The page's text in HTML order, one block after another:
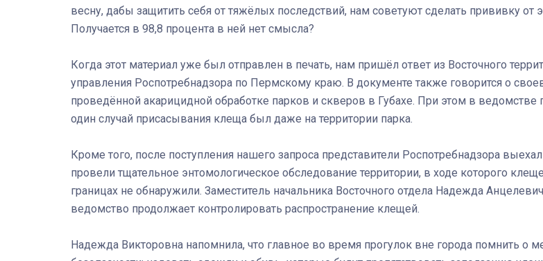
весну, дабы защитить себя от тяжёлых последствий, нам советуют сделать прививку от
Получается в 98,8 процента в ней нет смысла?
Когда этот материал уже был отправлен в печать, нам пришёл ответ из Восточного
управления Роспотребнадзора по Пермскому краю. В документе также говорится о
проведённой акарицидной обработке парков и скверов в Губахе. При этом в ведомстве
один случай присасывания клеща был даже на территории парка.
Кроме того, после поступления нашего запроса представители Роспотребнадзора
провели тщательное энтомологическое обследование территории, в ходе которого
границах не обнаружили. Заместитель начальника Восточного отдела Надежда
ведомство продолжает контролировать распространение клещей.
Надежда Викторовна напомнила, что главное во время прогулок вне города помнить о